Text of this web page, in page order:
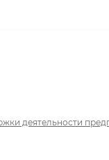
деятельности